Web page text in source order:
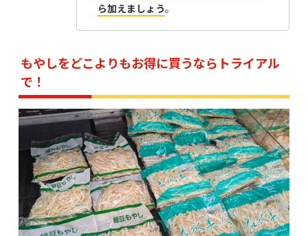
ら加えましょう。
もやしをどこよりもお得に買うならトライアル
で！